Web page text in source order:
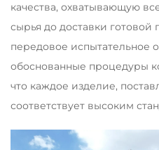
качества, охватывающую
сырья до доставки готовой
передовое испытательное
обоснованные процедуры
что каждое изделие,
соответствует высоким